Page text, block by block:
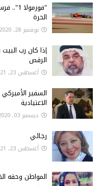
الحرة
نوفمبر 28, 2020
إذا كان رب
الرقص
أغسطس 23, 2021
السفير
الاعتيادية
ديسمبر 03, 2020
رجائي
أغسطس 23, 2021
المواطن وحقه